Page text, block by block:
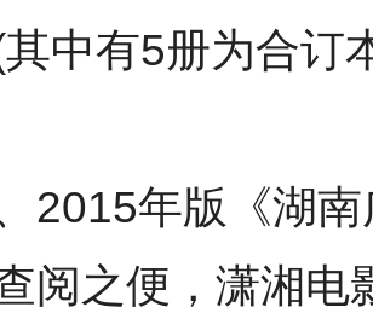
中有5册为合订
2015年版《湖
阅之便，潇湘电